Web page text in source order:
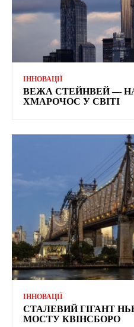
ІННОВАЦІЇ
ВЕЖА СТЕЙНВЕЙ —
ХМАРОЧОС У СВІТІ
ІННОВАЦІЇ
СТАЛЕВИЙ ГІГАНТ
МОСТУ КВІНСБОРО